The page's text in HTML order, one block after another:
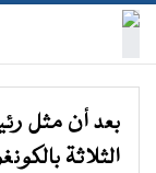
بعد أن مثل
الثلاثة